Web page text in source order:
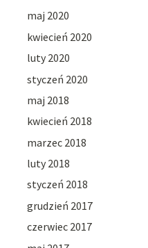
maj 2020
kwiecień 2020
luty 2020
styczeń 2020
maj 2018
kwiecień 2018
marzec 2018
luty 2018
styczeń 2018
grudzień 2017
czerwiec 2017